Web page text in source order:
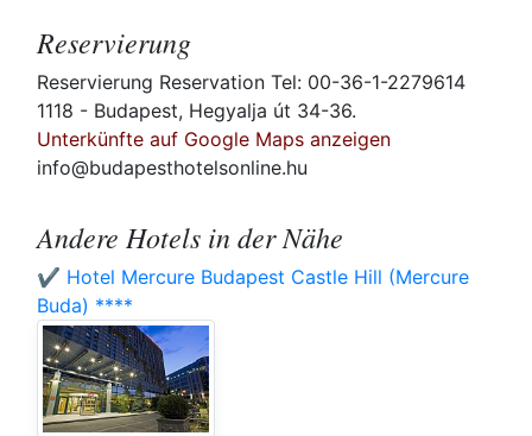
Reservierung
Reservierung Reservation Tel: 00-36-1-2279614
1118 - Budapest, Hegyalja út 34-36.
Unterkünfte auf Google Maps anzeigen
info@budapesthotelsonline.hu
Andere Hotels in der Nähe
✔️ Hotel Mercure Budapest Castle Hill (Mercure
Buda) ****